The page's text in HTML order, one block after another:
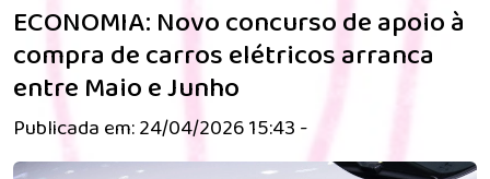
ECONOMIA: Novo concurso de apoio à
compra de carros elétricos arranca
entre Maio e Junho
Publicada em: 24/04/2026 15:43 -